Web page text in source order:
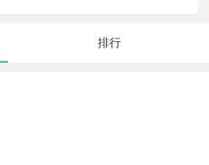
排行